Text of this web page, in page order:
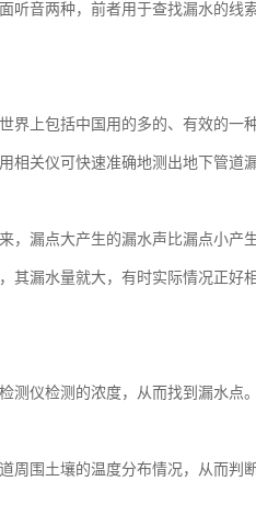
听音两种，前者用于查找漏水的
界上包括中国用的多的、有效的
相关仪可快速准确地测出地下管道
，漏点大产生的漏水声比漏点小产
其漏水量就大，有时实际情况正
测仪检测的浓度，从而找到漏水点
周围土壤的温度分布情况，从而